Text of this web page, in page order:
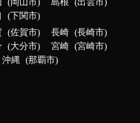
岡山市 島根
出雲市
下関市
佐賀市 長崎
長崎市
大分市 宮崎
宮崎市
沖縄 那覇市